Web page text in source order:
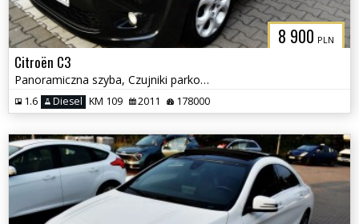
8 900 PLN
Citroën C3
Panoramiczna szyba, Czujniki parkowania, Klimatyzacja
1.6 Diesel KM 109 2011 178000